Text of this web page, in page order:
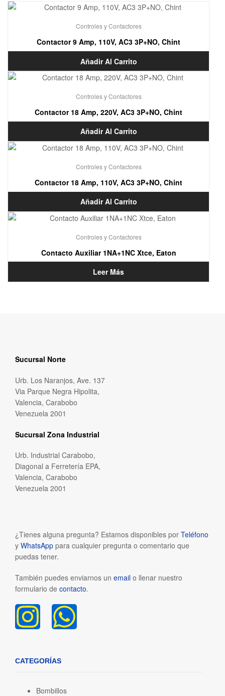
Controles y Contactores
Contactor 9 Amp, 110V, AC3 3P+NO, Chint
Añadir Al Carrito
Controles y Contactores
Contactor 18 Amp, 220V, AC3 3P+NO, Chint
Añadir Al Carrito
Controles y Contactores
Contactor 18 Amp, 110V, AC3 3P+NO, Chint
Añadir Al Carrito
Controles y Contactores
Contacto Auxiliar 1NA+1NC Xtce, Eaton
Leer Más
Sucursal Norte
Urb. Los Naranjos, Ave. 137
Via Parque Negra Hipolita,
Valencia, Carabobo
Venezuela 2001
Sucursal Zona Industrial
Urb. Industrial Carabobo,
Diagonal a Ferretería EPA,
Valencia, Carabobo
Venezuela 2001
¿Tienes alguna pregunta? Estamos disponibles por Teléfono
y WhatsApp para cualquier pregunta o comentario que
puedas tener.
También puedes enviarnos un email o llenar nuestro
formulario de contacto.
CATEGORÍAS
Bombillos